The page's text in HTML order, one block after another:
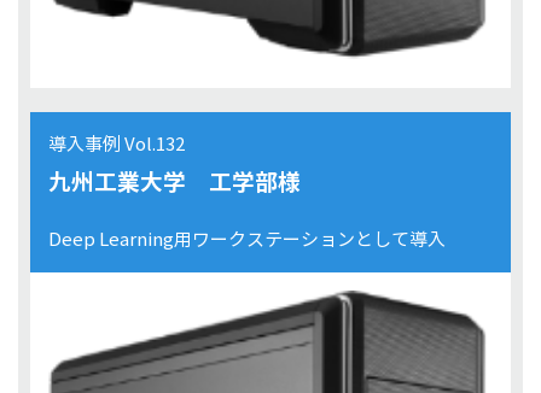
導入事例 Vol.132
九州工業大学 工学部様
Deep Learning用ワークステーションとして導入